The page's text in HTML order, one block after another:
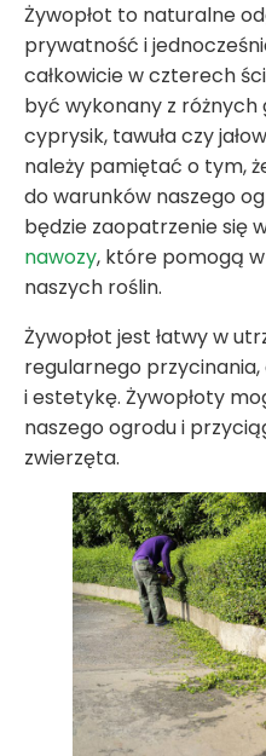
Żywopłot to naturalne
prywatność i
całkowicie w czterech
być wykonany z
cyprysik, tawuła czy
należy pamiętać o tym,
do warunków naszego
będzie zaopatrzenie się
nawozy, które pomogą
naszych roślin.
Żywopłot jest łatwy w
regularnego
i estetykę. Żywopłoty
naszego ogrodu i
zwierzęta.